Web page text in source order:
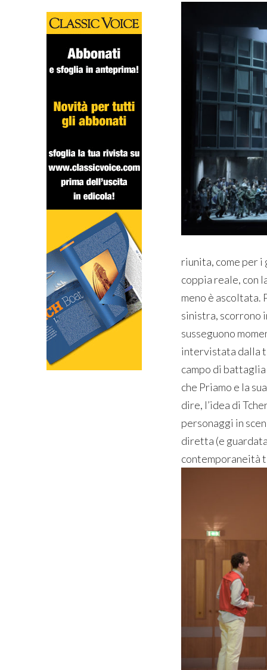
riunita, come per
coppia reale, con
meno è ascoltata.
sinistra, scorrono
susseguono
intervistata dalla
campo di
che Priamo e la
dire, l’idea di
personaggi in
diretta (e
contemporaneità